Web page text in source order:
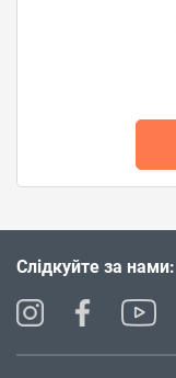
Слідкуйте за нами: